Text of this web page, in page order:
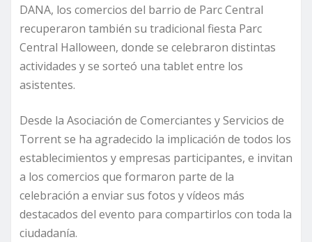
DANA, los comercios del barrio de Parc Central
recuperaron también su tradicional fiesta Parc
Central Halloween, donde se celebraron distintas
actividades y se sorteó una tablet entre los
asistentes.
Desde la Asociación de Comerciantes y Servicios de
Torrent se ha agradecido la implicación de todos los
establecimientos y empresas participantes, e invitan
a los comercios que formaron parte de la
celebración a enviar sus fotos y vídeos más
destacados del evento para compartirlos con toda la
ciudadanía.